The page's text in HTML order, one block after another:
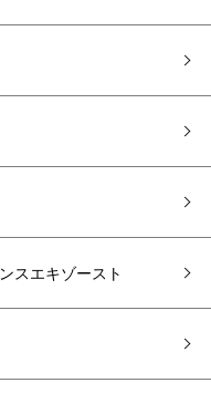
スエキゾースト